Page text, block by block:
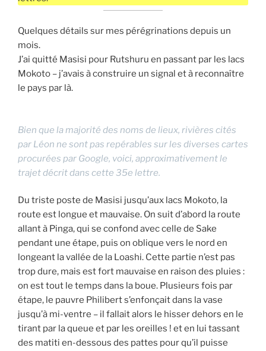
Quelques détails sur mes pérégrinations depuis un
mois.
J’ai quitté Masisi pour Rutshuru en passant par les lacs
Mokoto – j’avais à construire un signal et à reconnaître
le pays par là.
Bien que la majorité des noms de lieux, rivières cités
par Léon ne sont pas repérables sur les diverses cartes
procurées par Google, voici, approximativement le
trajet décrit dans cette 35e lettre.
Du triste poste de Masisi jusqu’aux lacs Mokoto, la
route est longue et mauvaise. On suit d’abord la route
allant à Pinga, qui se confond avec celle de Sake
pendant une étape, puis on oblique vers le nord en
longeant la vallée de la Loashi. Cette partie n’est pas
trop dure, mais est fort mauvaise en raison des pluies :
on est tout le temps dans la boue. Plusieurs fois par
étape, le pauvre Philibert s’enfonçait dans la vase
jusqu’à mi-ventre – il fallait alors le hisser dehors en le
tirant par la queue et par les oreilles ! et en lui tassant
des matiti en-dessous des pattes pour qu’il puisse